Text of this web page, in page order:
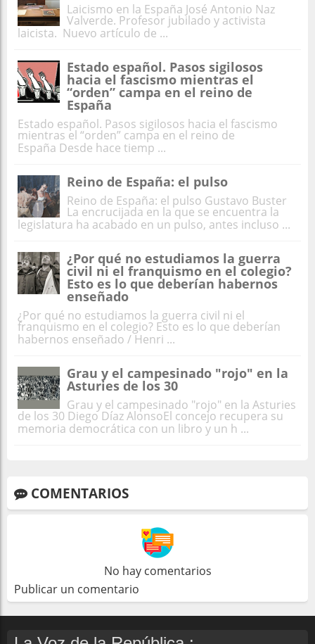
Laicismo en la España José Antonio Naz
Valverde. Profesor jubilado y activista
laicista. Nuevo artículo de ...
Estado español. Pasos sigilosos
hacia el fascismo mientras el
“orden” campa en el reino de
España
Estado español. Pasos sigilosos hacia el fascismo
mientras el “orden” campa en el reino de
España Desde hace tiemp ...
Reino de España: el pulso
Reino de España: el pulso Gustavo Buster
La encrucijada en la que se encuentra la
legislatura ha acabado en un pulso, antes incluso ...
¿Por qué no estudiamos la guerra
civil ni el franquismo en el colegio?
Esto es lo que deberían habernos
enseñado
¿Por qué no estudiamos la guerra civil ni el
franquismo en el colegio? Esto es lo que deberían
habernos enseñado / Henri ...
Grau y el campesinado "rojo" en la
Asturies de los 30
Grau y el campesinado "rojo" en la Asturies
de los 30 Diego Díaz AlonsoEl concejo recupera su
memoria democrática con un libro y un h ...
COMENTARIOS
No hay comentarios
Publicar un comentario